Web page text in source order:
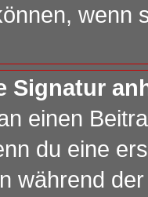
wenn
Signatur
einen
du eine
während